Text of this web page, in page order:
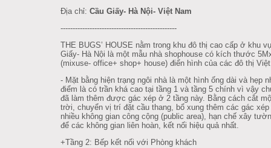
Địa chỉ: Cầu Giấy- Hà Nội- Việt Nam
------------------------------------------------
THE BUGS’ HOUSE nằm trong khu đô thị cao cấp ở khu
Giấy- Hà Nội là một mẫu nhà shophouse có kích thước
(mixuse- office+ shop+ house) điển hình của các đô thị
- Mặt bằng hiện trạng ngôi nhà là một hình ống dài và hẹp
điểm là có trần khá cao tại tầng 1 và tầng 5 chính vì vậy
đã làm thêm được gác xép ở 2 tầng này. Bằng cách cắt
trời, chuyển vị trí đặt cầu thang, bổ xung thêm các gác xép
nhiều không gian công cộng (public area), hạn chế xây
để các không gian liên hoàn, kết nối hiệu quả nhất.
+Tầng 2: Bếp kết nối với Phòng khách